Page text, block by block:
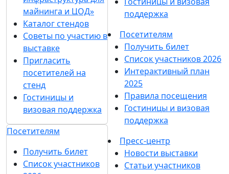
майнинга и ЦОД»
Каталог стендов
Советы по участию в
выставке
Пригласить
посетителей на
стенд
Гостиницы и
визовая поддержка
Посетителям
Получить билет
Список участников
поддержка
Посетителям
Получить билет
Список участников 2026
Интерактивный план
2025
Правила посещения
Гостиницы и визовая
поддержка
Пресс-центр
Новости выставки
Статьи участников